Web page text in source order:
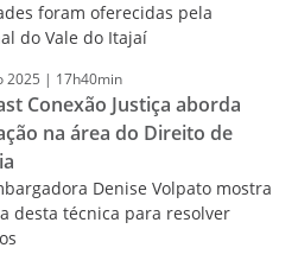
foram oferecidas pela
do Vale do Itajaí
2025 | 17h40min
Conexão Justiça aborda
na área do Direito de
Denise Volpato mostra
desta técnica para resolver